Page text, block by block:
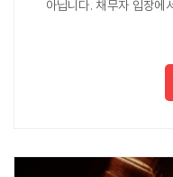
아닙니다. 채무자 입장에